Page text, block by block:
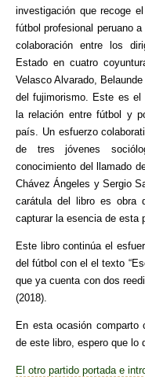
investigación que recoge
fútbol profesional peruano
colaboración entre los
Estado en cuatro
Velasco Alvarado,
del fujimorismo. Este es el
la relación entre fútbol y
país. Un esfuerzo
de tres jóvenes
conocimiento del llamado
Chávez Ángeles y Sergio
carátula del libro es obra
capturar la esencia de esta
Este libro continúa el
del fútbol con el el texto
que ya cuenta con dos
(2018).
En esta ocasión
de este libro, espero que lo
El otro partido portada e